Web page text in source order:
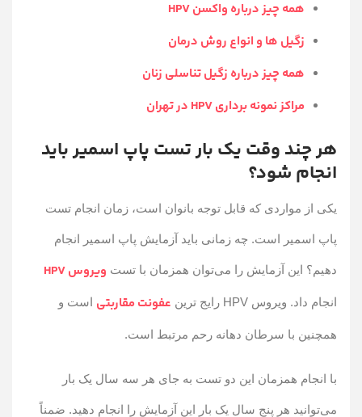
همه چیز درباره واکسن HPV
زگیل ها و انواع روش درمان
همه چیز درباره زگیل تناسلی زنان
مراکز نمونه برداری HPV در تهران
هر چند وقت یک بار تست پاپ اسمیر باید
انجام شود؟
یکی از مواردی که قابل توجه بانوان است، زمان انجام تست
پاپ اسمیر است. چه زمانی باید آزمایش پاپ اسمیر انجام
دهیم؟ این آزمایش را می‌توان همزمان با تست ویروس HPV
انجام داد. ویروس HPV رایج ترین عفونت مقاربتی است و
همچنین با سرطان دهانه رحم مرتبط است.
با انجام همزمان این دو تست به جای هر سه سال یک بار
می‌توانید هر پنج سال یک بار این آزمایش را انجام دهید. ضمناً